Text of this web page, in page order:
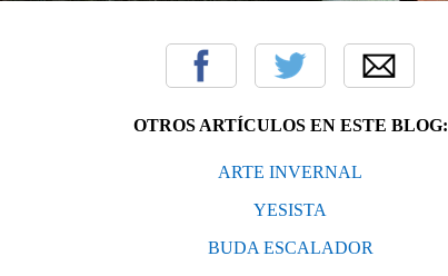
OTROS ARTÍCULOS EN ESTE BLOG:
ARTE INVERNAL
YESISTA
BUDA ESCALADOR